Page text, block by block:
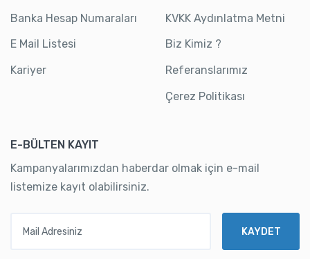
Banka Hesap Numaraları
E Mail Listesi
Kariyer
KVKK Aydınlatma Metni
Biz Kimiz ?
Referanslarımız
Çerez Politikası
E-BÜLTEN KAYIT
Kampanyalarımızdan haberdar olmak için e-mail
listemize kayıt olabilirsiniz.
KAYDET